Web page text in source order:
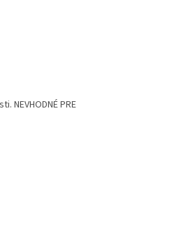
PRE